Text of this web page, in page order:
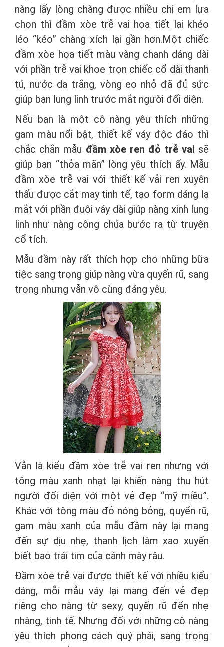
nàng lấy lòng chàng được nhiều chị em lựa
chọn thì đầm xòe trễ vai họa tiết lại khéo
léo “kéo” chàng xích lại gần hơn.Một chiếc
đầm xòe họa tiết màu vàng chanh dáng dài
với phần trễ vai khoe trọn chiếc cổ dài thanh
tú, nước da trắng, vòng eo nhỏ đã đủ sức
giúp bạn lung linh trước mắt người đối diện.
Nếu bạn là một cô nàng yêu thích những
gam màu nổi bật, thiết kế váy độc đáo thì
chắc chắn mẫu đầm xòe ren đỏ trễ vai sẽ
giúp bạn “thỏa mãn” lòng yêu thích ấy. Mẫu
đầm xòe trễ vai với thiết kế vải ren xuyên
thấu được cắt may tinh tế, tạo form dáng lạ
mắt với phần đuôi váy dài giúp nàng xinh lung
linh như nàng công chúa bước ra từ truyện
cổ tích.
Mẫu đầm này rất thích hợp cho những bữa
tiệc sang trọng giúp nàng vừa quyến rũ, sang
trọng nhưng vẫn vô cùng đáng yêu.
Vẫn là kiểu đầm xòe trễ vai ren nhưng với
tông màu xanh nhạt lại khiến nàng thu hút
người đối diện với một vẻ đẹp “mỹ miều”.
Khác với tông màu đỏ nóng bỏng, quyến rũ,
gam màu xanh của mẫu đầm này lại mang
đến sự dịu nhẹ, thanh lịch làm xao xuyến
biết bao trái tim của cánh mày râu.
Đầm xòe trễ vai được thiết kế với nhiều kiểu
dáng, mỗi mẫu váy lại mang đến vẻ đẹp
riêng cho nàng từ sexy, quyến rũ đến nhẹ
nhàng, tinh tế. Nhưng đối với những cô nàng
yêu thích phong cách quý phái, sang trọng